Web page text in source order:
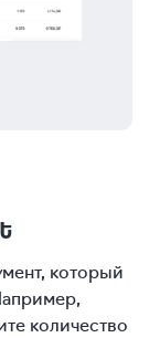
который
количество